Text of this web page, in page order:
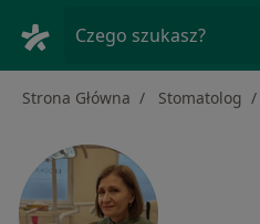
Czego szukasz?
Strona Główna Stomatolog